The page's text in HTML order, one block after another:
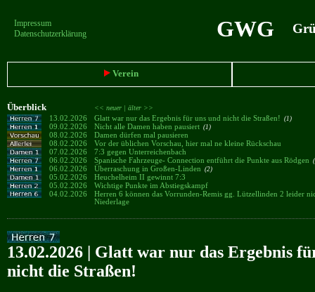
Impressum
Datenschutzerklärung
GWG
Verein
Überblick << neuer | älter >>
13.02.2026
Glatt war nur das Ergebnis für uns und nicht die Straßen! (1)
09.02.2026 Nicht alle Damen haben pausiert (1)
08.02.2026
Damen dürfen mal pausieren
08.02.2026
Vor der üblichen Vorschau, hier mal ne kleine Rückschau
07.02.2026
7:3 gegen Unterreichenbach
06.02.2026
Spanische Fahrzeuge- Connection entführt die Punkte aus Rödgen
06.02.2026 Überraschung in Großen-Linden (2)
05.02.2026
Heuchelheim II gewinnt 7:3
05.02.2026
Wichtige Punkte im Abstiegskampf
04.02.2026
Herren 6 können das Vorrunden-Remis gg. Lützellinden 2 leider
Niederlage
13.02.2026 | Glatt war nur das Ergebnis
nicht die Straßen!